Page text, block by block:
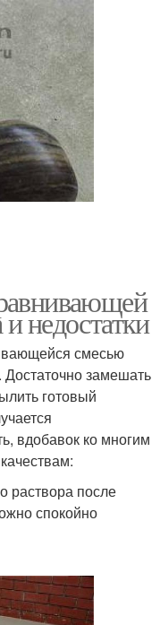
недостатки
смесью
Достаточно замешать
готовый
вдобавок ко многим
раствора после
спокойно